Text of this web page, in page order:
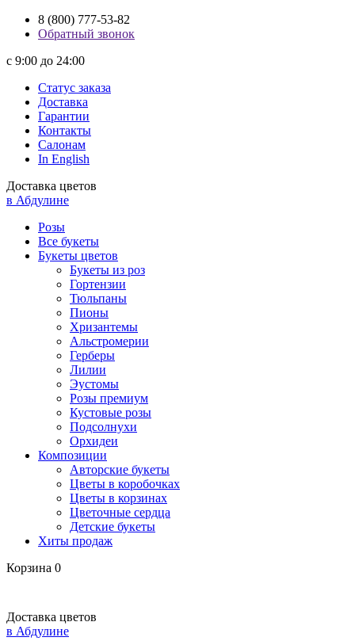
8 (800) 777-53-82
Обратный звонок
с 9:00 до 24:00
Статус заказа
Доставка
Гарантии
Контакты
Салонам
In English
Доставка цветов
в Абдулине
Розы
Все букеты
Букеты цветов
Букеты из роз
Гортензии
Тюльпаны
Пионы
Хризантемы
Альстромерии
Герберы
Лилии
Эустомы
Розы премиум
Кустовые розы
Подсолнухи
Орхидеи
Композиции
Авторские букеты
Цветы в коробочках
Цветы в корзинах
Цветочные сердца
Детские букеты
Хиты продаж
Корзина 0
Доставка цветов
в Абдулине